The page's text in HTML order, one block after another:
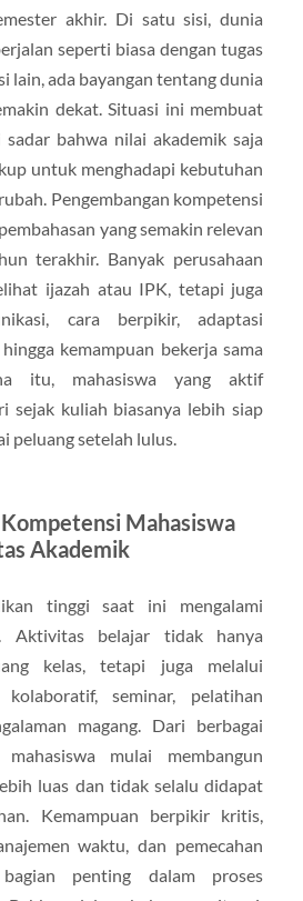
akhir. Di satu sisi, dunia
seperti biasa dengan tugas
lain, ada bayangan tentang dunia
dekat. Situasi ini membuat
bahwa nilai akademik saja
untuk menghadapi kebutuhan
Pengembangan kompetensi
yang semakin relevan
terakhir. Banyak perusahaan
ijazah atau IPK, tetapi juga
cara berpikir, adaptasi
kemampuan bekerja sama
itu, mahasiswa yang aktif
sejak kuliah biasanya lebih siap
peluang setelah lulus.
Mahasiswa
Akademik
tinggi saat ini mengalami
Aktivitas belajar tidak hanya
kelas, tetapi juga melalui
seminar, pelatihan
magang. Dari berbagai
mulai membangun
luas dan tidak selalu didapat
Kemampuan berpikir kritis,
waktu, dan pemecahan
penting dalam proses